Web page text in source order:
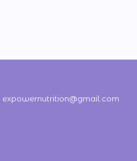
expowernutrition@gmail.com